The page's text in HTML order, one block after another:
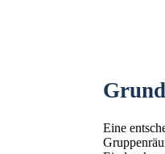
Eine